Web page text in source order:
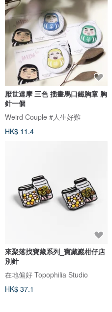
厭世達摩 三色 插畫馬口鐵胸章 胸
針一個
Weird Couple #人生好難
HK$ 11.4
來聚落找寶藏系列_寶藏巖柑仔店
別針
在地偏好 Topophilia Studio
HK$ 37.1